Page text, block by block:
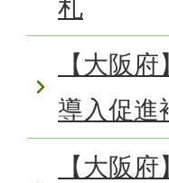
札
【大阪
導入促進
【大阪